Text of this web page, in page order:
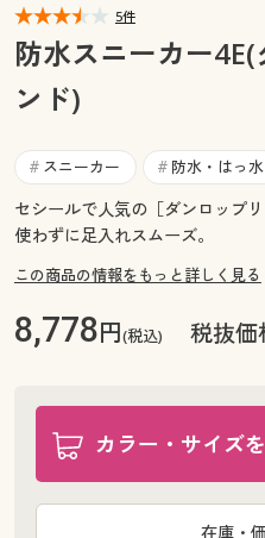
マイページ
閲覧履歴
お気に入り
サポート
ご利用ガイド
よくある質問とお問い合
閲覧履歴
お気に入り
ご利用ガイド
よくある質問とお問い合
5件
防水スニーカー
ンド)
# スニーカー # 防水・はっ水
セシールで人気の［ダンロップ
使わずに足入れスムーズ。
この商品の情報をもっと詳しく見る
8,778円(税込) 税抜価
カラー・サイズ
在庫・